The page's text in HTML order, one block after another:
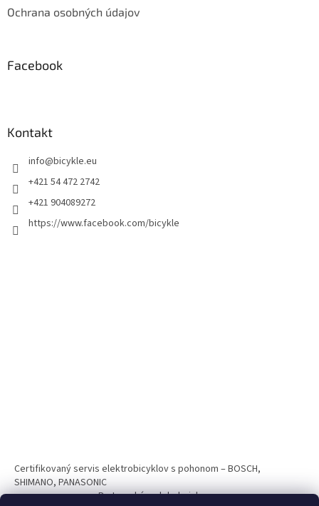
Ochrana osobných údajov
Facebook
Kontakt
info@bicykle.eu
+421 54 472 2742
+421 904089272
https://www.facebook.com/bicykle
Certifikovaný servis elektrobicyklov s pohonom – BOSCH,
SHIMANO, PANASONIC
Partnerský web hokejshop.eu